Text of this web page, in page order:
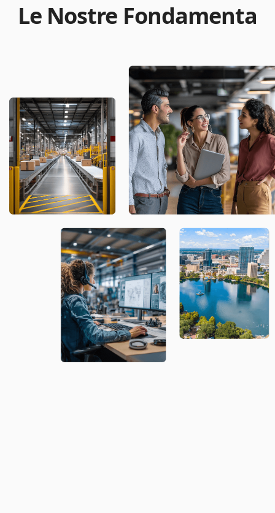
Le Nostre Fondamenta